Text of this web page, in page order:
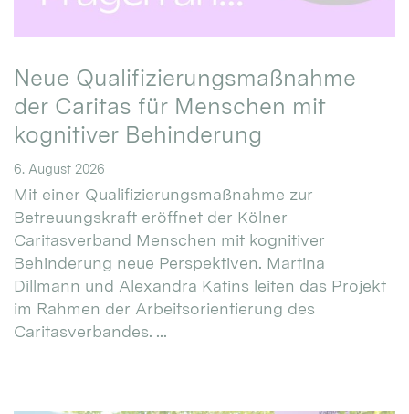
Neue Qualifizierungsmaßnahme
der Caritas für Menschen mit
kognitiver Behinderung
6. August 2026
Mit einer Qualifizierungsmaßnahme zur
Betreuungskraft eröffnet der Kölner
Caritasverband Menschen mit kognitiver
Behinderung neue Perspektiven. Martina
Dillmann und Alexandra Katins leiten das Projekt
im Rahmen der Arbeitsorientierung des
Caritasverbandes. ...